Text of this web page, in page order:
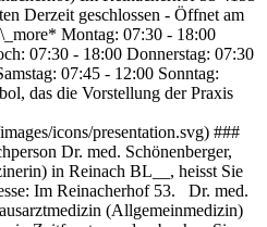
Derzeit geschlossen - Öffnet am
Montag: 07:30 - 18:00
07:30 - 18:00 Donnerstag: 07:30
07:45 - 12:00 Sonntag:
das die Vorstellung der Praxis
icons/presentation.svg) ###
Dr. med. Schönenberger,
in Reinach BL__, heisst Sie
Im Reinacherhof 53. Dr. med.
(Allgemeinmedizin)